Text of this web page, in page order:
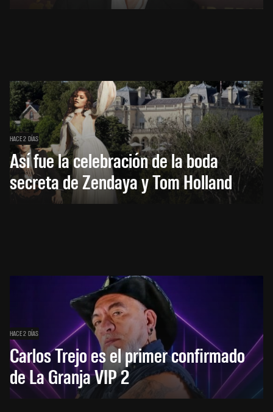
HACE 2 DÍAS
Así fue la celebración de la boda
secreta de Zendaya y Tom Holland
HACE 2 DÍAS
Carlos Trejo es el primer confirmado
de La Granja VIP 2